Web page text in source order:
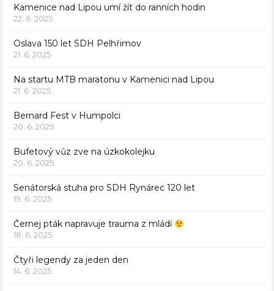
Kamenice nad Lipou umí žít do ranních hodin
22. 6. 2025
Oslava 150 let SDH Pelhřimov
21. 6. 2025
Na startu MTB maratonu v Kamenici nad Lipou
21. 6. 2025
Bernard Fest v Humpolci
20. 6. 2025
Bufetový vůz zve na úzkokolejku
20. 6. 2025
Senátorská stuha pro SDH Rynárec 120 let
19. 6. 2025
Černej pták napravuje trauma z mládí
18. 6. 2025
Čtyři legendy za jeden den
14. 6. 2025